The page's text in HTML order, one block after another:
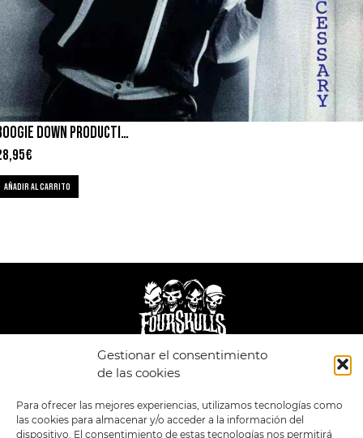
Gestionar el consentimiento
de las cookies
Para ofrecer las mejores experiencias, utilizamos tecnologías como
las cookies para almacenar y/o acceder a la información del
dispositivo. El consentimiento de estas tecnologías nos permitirá
BOOGIE DOWN PRODUCTIONS – BY ALL MEANS
€
AÑADIR AL CARRITO
PRIVACIDAD
TÉRMINOS Y
CONDICIONES
FORMATOS
PREVENTAS